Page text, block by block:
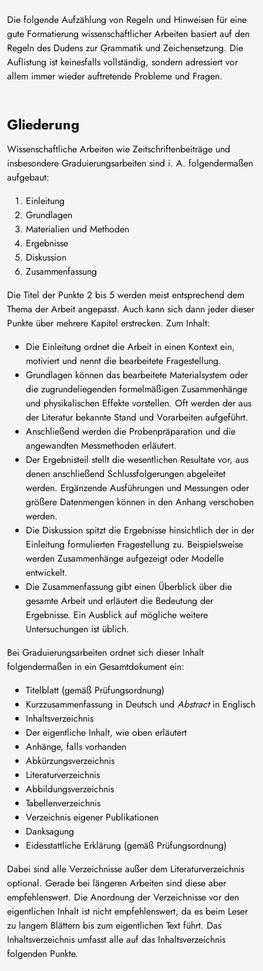
Die folgende Aufzählung von Regeln und Hinweisen für eine
gute Formatierung wissenschaftlicher Arbeiten basiert auf den
Regeln des Dudens zur Grammatik und Zeichensetzung. Die
Auflistung ist keinesfalls vollständig, sondern adressiert vor
allem immer wieder auftretende Probleme und Fragen.
Gliederung
Wissenschaftliche Arbeiten wie Zeitschriftenbeiträge und
insbesondere Graduierungsarbeiten sind i. A. folgendermaßen
aufgebaut:
Einleitung
Grundlagen
Materialien und Methoden
Ergebnisse
Diskussion
Zusammenfassung
Die Titel der Punkte 2 bis 5 werden meist entsprechend dem
Thema der Arbeit angepasst. Auch kann sich dann jeder dieser
Punkte über mehrere Kapitel erstrecken. Zum Inhalt:
Die Einleitung ordnet die Arbeit in einen Kontext ein,
motiviert und nennt die bearbeitete Fragestellung.
Grundlagen können das bearbeitete Materialsystem oder
die zugrundeliegenden formelmäßigen Zusammenhänge
und physikalischen Effekte vorstellen. Oft werden der aus
der Literatur bekannte Stand und Vorarbeiten aufgeführt.
Anschließend werden die Probenpräparation und die
angewandten Messmethoden erläutert.
Der Ergebnisteil stellt die wesentlichen Resultate vor, aus
denen anschließend Schlussfolgerungen abgeleitet
werden. Ergänzende Ausführungen und Messungen oder
größere Datenmengen können in den Anhang verschoben
werden.
Die Diskussion spitzt die Ergebnisse hinsichtlich der in der
Einleitung formulierten Fragestellung zu. Beispielsweise
werden Zusammenhänge aufgezeigt oder Modelle
entwickelt.
Die Zusammenfassung gibt einen Überblick über die
gesamte Arbeit und erläutert die Bedeutung der
Ergebnisse. Ein Ausblick auf mögliche weitere
Untersuchungen ist üblich.
Bei Graduierungsarbeiten ordnet sich dieser Inhalt
folgendermaßen in ein Gesamtdokument ein:
Titelblatt (gemäß Prüfungsordnung)
Kurzzusammenfassung in Deutsch und Abstractin Englisch
Inhaltsverzeichnis
Der eigentliche Inhalt, wie oben erläutert
Anhänge, falls vorhanden
Abkürzungsverzeichnis
Literaturverzeichnis
Abbildungsverzeichnis
Tabellenverzeichnis
Verzeichnis eigener Publikationen
Danksagung
Eidesstattliche Erklärung (gemäß Prüfungsordnung)
Dabei sind alle Verzeichnisse außer dem Literaturverzeichnis
optional. Gerade bei längeren Arbeiten sind diese aber
empfehlenswert. Die Anordnung der Verzeichnisse vor den
eigentlichen Inhalt ist nicht empfehlenswert, da es beim Leser
zu langem Blättern bis zum eigentlichen Text führt. Das
Inhaltsverzeichnis umfasst alle auf das Inhaltsverzeichnis
folgenden Punkte.